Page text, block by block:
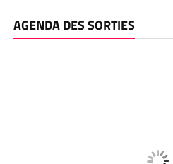
AGENDA DES SORTIES